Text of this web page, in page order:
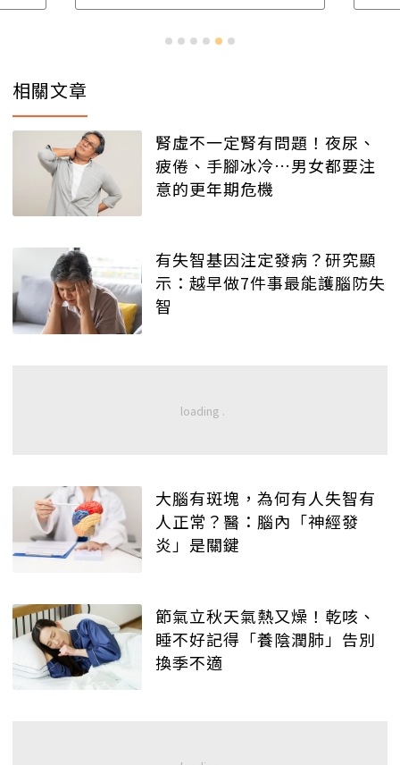
相關文章
腎虛不一定腎有問題！夜尿、
疲倦、手腳冰冷…男女都要注
意的更年期危機
有失智基因注定發病？研究顯
示：越早做7件事最能護腦防失
智
大腦有斑塊，為何有人失智有
人正常？醫：腦內「神經發
炎」是關鍵
節氣立秋天氣熱又燥！乾咳、
睡不好記得「養陰潤肺」告別
換季不適